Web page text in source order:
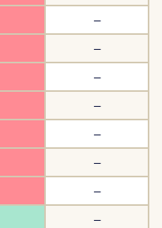
–
–
–
–
–
–
–
–